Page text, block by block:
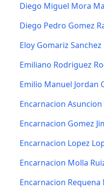
Diego Miguel Mora
Diego Pedro Gomez
Eloy Gomariz Sanchez
Emiliano Rodriguez
Emilio Manuel Jordan
Encarnacion
Encarnacion Gomez
Encarnacion Lopez
Encarnacion Molla
Encarnacion Requena